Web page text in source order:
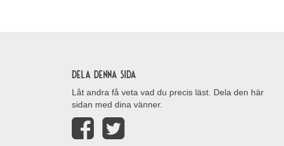
Dela denna sida
Låt andra få veta vad du precis läst. Dela den här
sidan med dina vänner.